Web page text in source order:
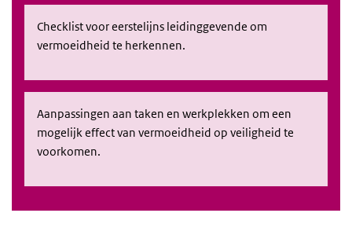
Checklist voor eerstelijns leidinggevende om
vermoeidheid te herkennen.
Aanpassingen aan taken en werkplekken om een
mogelijk effect van vermoeidheid op veiligheid te
voorkomen.